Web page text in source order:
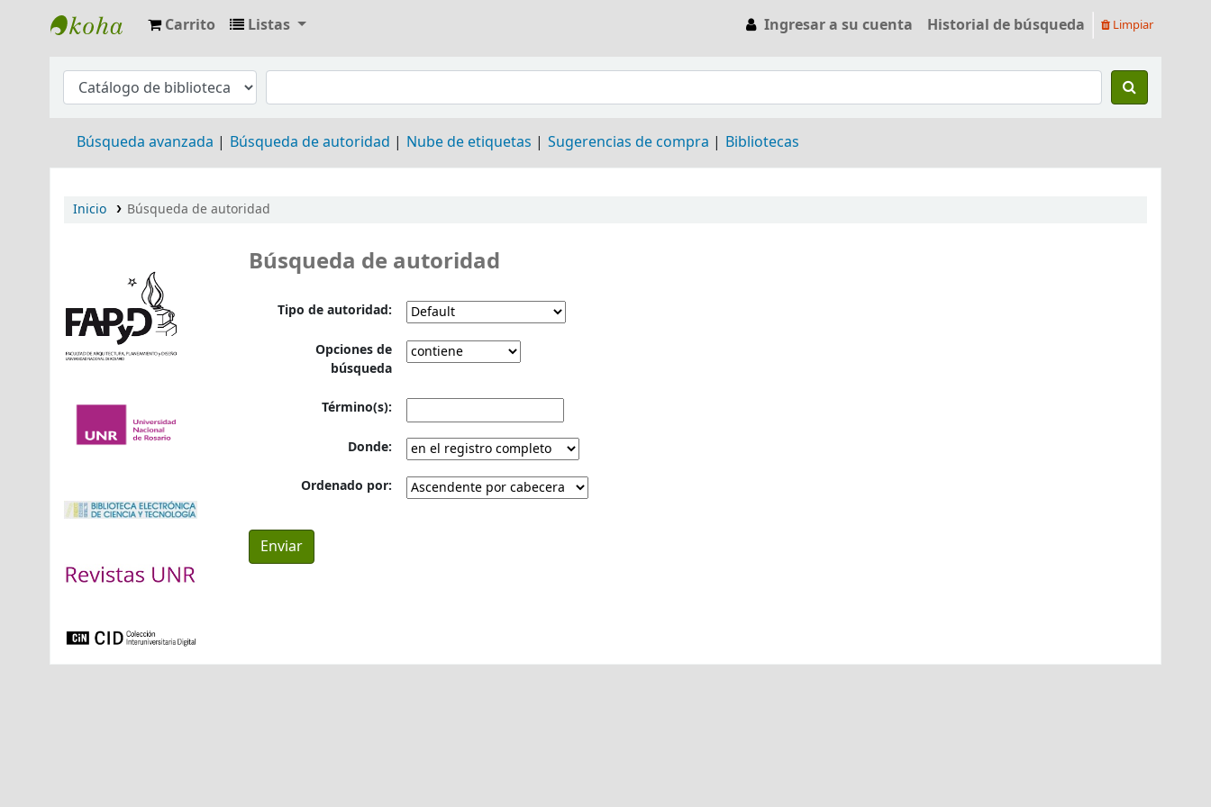
Carrito Listas Ingresar a su cuenta Historial de búsqueda Limpiar
Búsqueda avanzada Búsqueda de autoridad Nube de etiquetas Sugerencias de compra Bibliotecas
Inicio Búsqueda de autoridad
Búsqueda de autoridad
Tipo de autoridad:
Opciones de
búsqueda
Término(s):
Donde:
Ordenado por: